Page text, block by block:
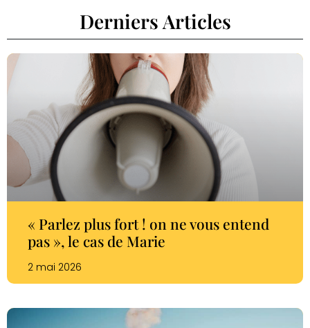
Derniers Articles
« Parlez plus fort ! on ne vous entend
pas », le cas de Marie
2 mai 2026